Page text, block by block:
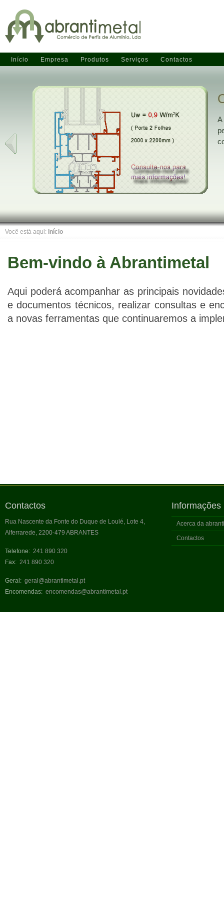
Início Empresa Produtos Serviços Contactos
A
Você está aqui: Início
Bem-vindo à Abrantimetal
Aqui poderá acompanhar as principais
e documentos técnicos, realizar consultas e
a novas ferramentas que continuaremos a
Contactos
Rua Nascente da Fonte do Duque de Loulé, Lote 4,
Alferrarede, 2200-479 ABRANTES
Telefone: 241 890 320
Fax: 241 890 320
Geral: geral@abrantimetal.pt
Encomendas: encomendas@abrantimetal.pt
Informações
Acerca da
Contactos